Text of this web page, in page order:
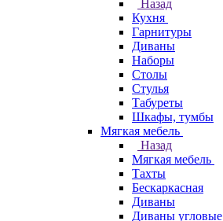
Назад
Кухня
Гарнитуры
Диваны
Наборы
Столы
Стулья
Табуреты
Шкафы, тумбы
Мягкая мебель
Назад
Мягкая мебель
Тахты
Бескаркасная
Диваны
Диваны угловые